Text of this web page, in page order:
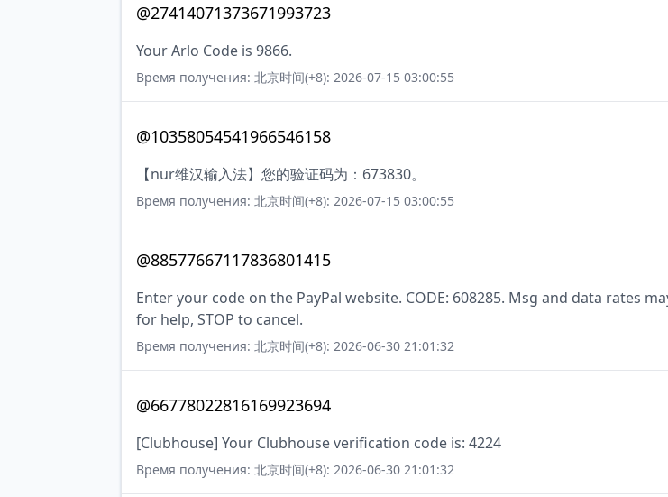
@27414071373671993723
Your Arlo Code is 9866.
Время получения: 北京时间(+8): 2026-07-15 03:00:55
@10358054541966546158
【nur维汉输入法】您的验证码为：673830。
Время получения: 北京时间(+8): 2026-07-15 03:00:55
@88577667117836801415
Enter your code on the PayPal website. CODE: 608285. Msg and data rates
for help, STOP to cancel.
Время получения: 北京时间(+8): 2026-06-30 21:01:32
@66778022816169923694
[Clubhouse] Your Clubhouse verification code is: 4224
Время получения: 北京时间(+8): 2026-06-30 21:01:32